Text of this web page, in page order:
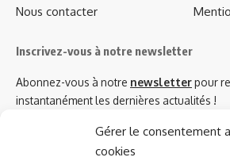
Gérer le consentement
cookies
Nous contacter
Inscrivez-vous à notre newsletter
Abonnez-vous à notre newsletterpour
instantanément les dernières actualités !
Azinat.com TV soutient